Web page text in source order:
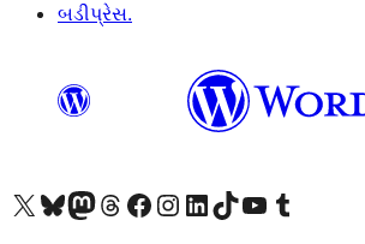
બડીપ્રેસ.
અમારા X (અગાઉ ટ્વિટર) એકાઉન્ટની મુલાકાત લોઅમારા Bluesky એકાઉન્ટની મુલાકાત લોઅમારા માસ્ટોડોન એકાઉન્ટની મુલાકાત લોઅમારા Threads એકાઉન્ટની મુલાકાત લો અમારા ફેસબુક પેજની મુલાકાત લોઅમારા ઇન્સ્ટાગ્રામ એકાઉન્ટની મુલાકાત લો અમારા LinkedIn એકાઉન્ટની મુલાકાત લોઅમારા TikTok એકાઉન્ટની મુલાકાત લોઅમારી YouTube ચેનલની મુલાકાત લો અમારા Tumblr એકાઉન્ટની મુલાકાત લો